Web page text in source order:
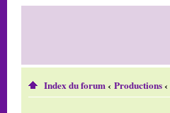
Index du forum‹ Productions‹